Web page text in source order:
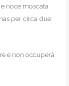
noce moscata
per circa due
e non occuperà